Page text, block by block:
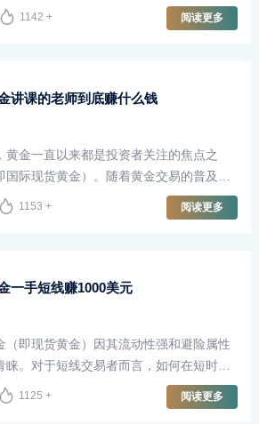
景下，越来越多的人选择通过做伦敦金来
做伦敦金的投资者中，赚的人多还是亏的
1142 + 阅读更多
讲课的老师到底赚什么钱
黄金一直以来都是投资者关注的焦点之
际现货黄金）。随着黄金交易的普及，
如何通过黄金市场获取收益。这也催生了
金为主题的讲课老师。他们不仅传授知
1153 + 阅读更多
一手短线赚1000美元
（即现货黄金）因其流动性强和避险属性
。对于短线交易者而言，如何在短时间
课题。今天，我们就来探讨如何通过一手
赚取1000美元。
1125 + 阅读更多